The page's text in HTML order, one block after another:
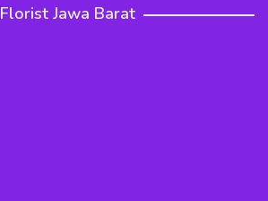
Florist Jawa Barat